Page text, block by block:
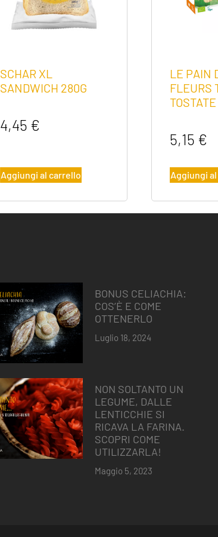
SCHAR XL
SANDWICH 280G
4,45 €
Aggiungi al carrello
LE PAIN
FLEURS
5,15 €
Aggiungi
BONUS CELIACHIA:
COS’È E COME
OTTENERLO
Luglio 18, 2024
NON SOLTANTO UN
LEGUME, DALLE
LENTICCHIE SI
RICAVA LA FARINA.
SCOPRI COME
UTILIZZARLA!
Maggio 5, 2023